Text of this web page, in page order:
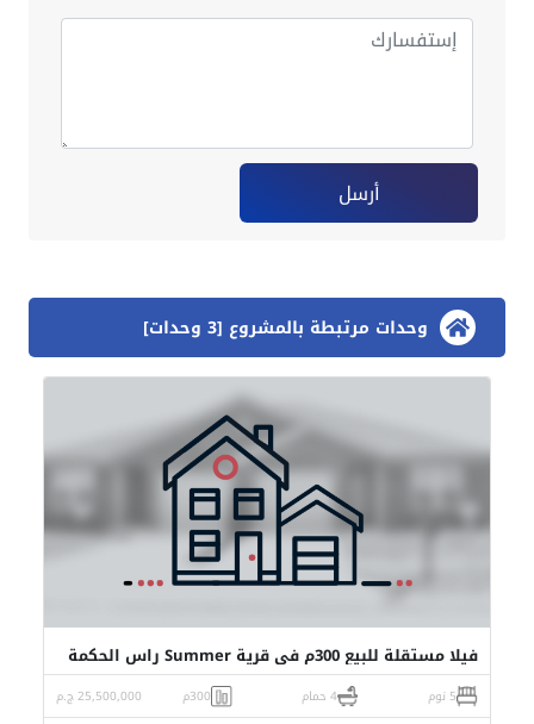
أرسل
وحدات مرتبطة بالمشروع [3 وحدات]
فيلا مستقلة للبيع 300م في قرية Summer راس الحكمة
5 نوم 4 حمام 300م 25,500,000 ج.م